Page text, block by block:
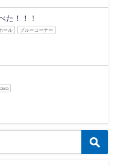
た！！！
ール ブルーコーナー